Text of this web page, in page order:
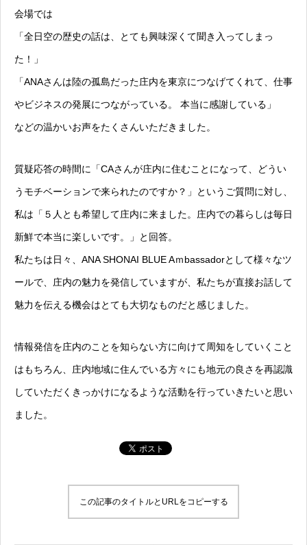
会場では
「全日空の歴史の話は、とても興味深くて聞き入ってしまっ
た！」
「ANAさんは陸の孤島だった庄内を東京につなげてくれて、仕事
やビジネスの発展につながっている。 本当に感謝している」
などの温かいお声をたくさんいただきました。
質疑応答の時間に「CAさんが庄内に住むことになって、どうい
うモチベーションで来られたのですか？」というご質問に対し、
私は「５人とも希望して庄内に来ました。庄内での暮らしは毎日
新鮮で本当に楽しいです。」と回答。
私たちは日々、ANA SHONAI BLUE Aｍbassadorとして様々なツ
ールで、庄内の魅力を発信していますが、私たちが直接お話して
魅力を伝える機会はとても大切なものだと感じました。
情報発信を庄内のことを知らない方に向けて周知をしていくこと
はもちろん、庄内地域に住んでいる方々にも地元の良さを再認識
していただくきっかけになるような活動を行っていきたいと思い
ました。
この記事のタイトルとURLをコピーする